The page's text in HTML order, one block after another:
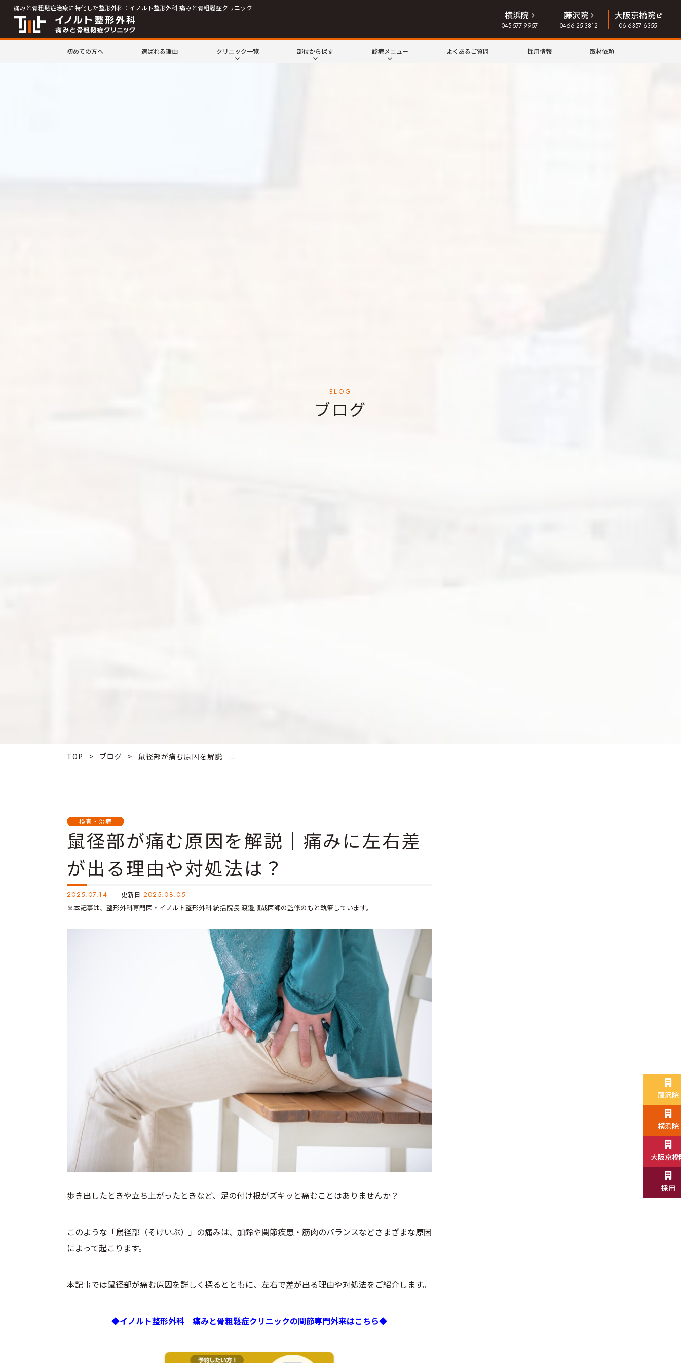
痛みと骨粗鬆症治療に特化した整形外科：イノルト整形外科 痛みと骨粗鬆症クリニック
横浜院
045-577-9957
藤沢院
0466-25-3812
大阪京橋院
06-6357-6355
初めての方へ 選ばれる理由 クリニック一覧 部位から探す 診療メニュー よくあるご質問 採用情報 取材依頼
藤沢院
横浜院
大阪京橋
採用
BLOG
ブログ
TOP > ブログ > 鼠径部が痛む原因を解説｜...
検査・治療
鼠径部が痛む原因を解説｜痛みに左右差
が出る理由や対処法は？
2025.07.14 更新日 2025.08.05
※本記事は、整形外科専門医・イノルト整形外科 統括院長 渡邉順哉医師の監修のもと執筆しています。
歩き出したときや立ち上がったときなど、足の付け根がズキッと痛むことはありませんか？
このような「鼠径部（そけいぶ）」の痛みは、加齢や関節疾患・筋肉のバランスなどさまざまな原因
によって起こります。
本記事では鼠径部が痛む原因を詳しく探るとともに、左右で差が出る理由や対処法をご紹介します。
◆イノルト整形外科 痛みと骨粗鬆症クリニックの関節専門外来はこちら◆